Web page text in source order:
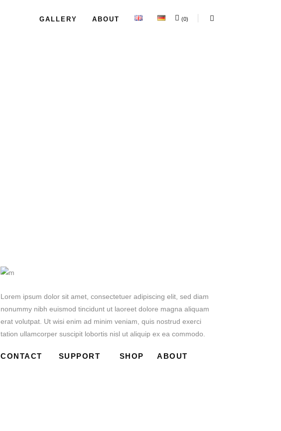
GALLERY ABOUT (0)
Lorem ipsum dolor sit amet, consectetuer adipiscing elit, sed diam
nonummy nibh euismod tincidunt ut laoreet dolore magna aliquam
erat volutpat. Ut wisi enim ad minim veniam, quis nostrud exerci
tation ullamcorper suscipit lobortis nisl ut aliquip ex ea commodo.
CONTACT SUPPORT SHOP ABOUT